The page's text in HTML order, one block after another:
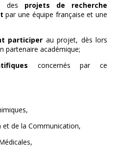
des projets de recherche
par une équipe française et une
participer au projet, dès lors
partenaire académique;
concernés par ce
et de la Communication,